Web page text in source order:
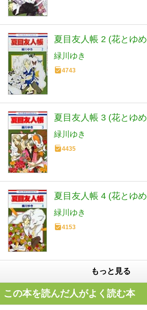
夏目友人帳 2 (花とゆ
緑川ゆき
4743
夏目友人帳 3 (花とゆ
緑川ゆき
4435
夏目友人帳 4 (花とゆ
緑川ゆき
4153
もっと見る
この本を読んだ人がよく読む本